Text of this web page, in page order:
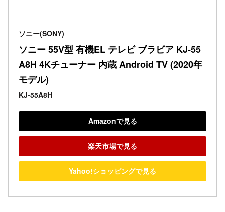
ソニー(SONY)
ソニー 55V型 有機EL テレビ ブラビア KJ-55
A8H 4Kチューナー 内蔵 Android TV (2020年
モデル)
KJ-55A8H
Amazonで見る
楽天市場で見る
Yahoo!ショッピングで見る